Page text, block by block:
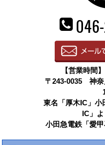
【営業時間
〒243-0035 神奈
東名「厚木IC」小
IC」
小田急電鉄「愛